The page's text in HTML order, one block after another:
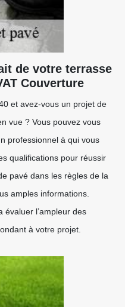
de votre terrasse
Couverture
et avez-vous un projet de
vue ? Vous pouvez vous
professionnel à qui vous
qualifications pour réussir
pavé dans les règles de la
amples informations.
évaluer l’ampleur des
à votre projet.